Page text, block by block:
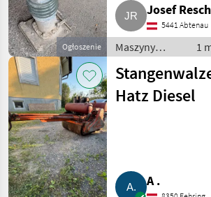
Ogłoszenie
Josef Resch
5441 Abtenau
Maszyny
budowlane /
Drobny sprzęt
1
Hatz Diesel
A .